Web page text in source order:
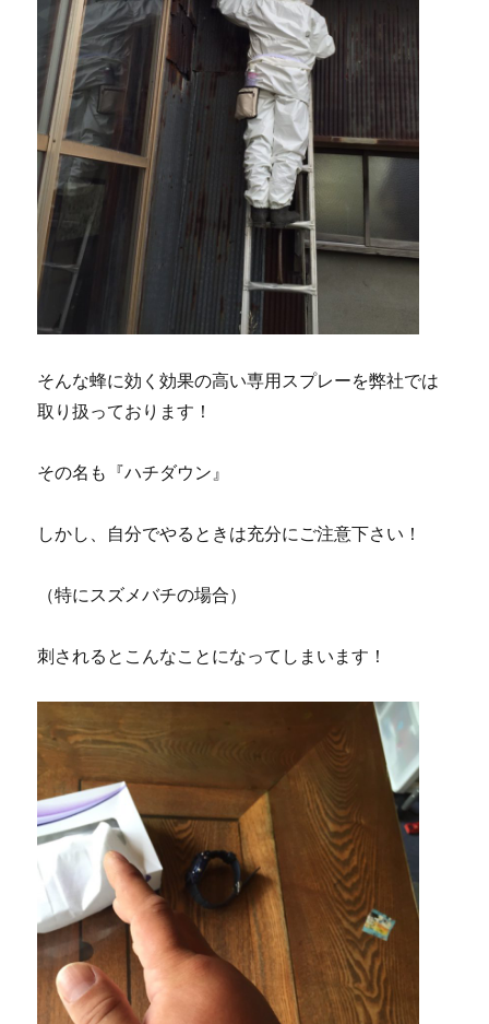
そんな蜂に効く効果の高い専用スプレーを弊社では
取り扱っております！
その名も『ハチダウン』
しかし、自分でやるときは充分にご注意下さい！
（特にスズメバチの場合）
刺されるとこんなことになってしまいます！